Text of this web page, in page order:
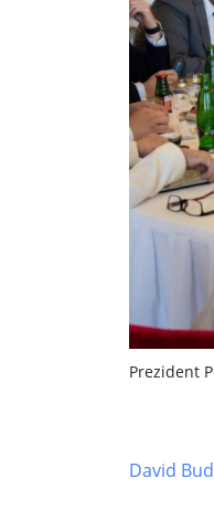
Prezident
David